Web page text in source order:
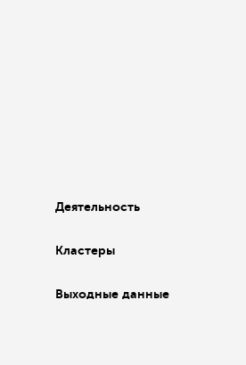
Деятельность
Кластеры
Выходные данные